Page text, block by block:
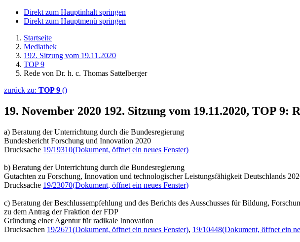
Direkt zum Hauptinhalt springen
Direkt zum Hauptmenü springen
Startseite
Mediathek
192. Sitzung vom 19.11.2020
TOP 9
Rede von Dr. h. c. Thomas Sattelberger
zurück zu: TOP 9 ()
19. November 2020 192. Sitzung vom 19.11.2020, TOP 9:
a) Beratung der Unterrichtung durch die Bundesregierung
Bundesbericht Forschung und Innovation 2020
Drucksache 19/19310(Dokument, öffnet ein neues Fenster)
b) Beratung der Unterrichtung durch die Bundesregierung
Gutachten zu Forschung, Innovation und technologischer Leistungsfähigkeit Deutschlands
Drucksache 19/23070(Dokument, öffnet ein neues Fenster)
c) Beratung der Beschlussempfehlung und des Berichts des Ausschusses für Bildung,
zu dem Antrag der Fraktion der FDP
Gründung einer Agentur für radikale Innovation
Drucksachen 19/2671(Dokument, öffnet ein neues Fenster), 19/10448(Dokument, öffnet ein